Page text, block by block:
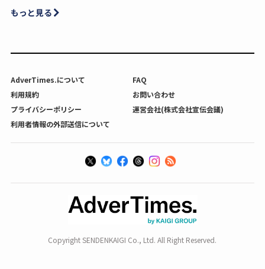
もっと見る
AdverTimes.について
FAQ
利用規約
お問い合わせ
プライバシーポリシー
運営会社(株式会社宣伝会議)
利用者情報の外部送信について
Copyright SENDENKAIGI Co., Ltd. All Right Reserved.